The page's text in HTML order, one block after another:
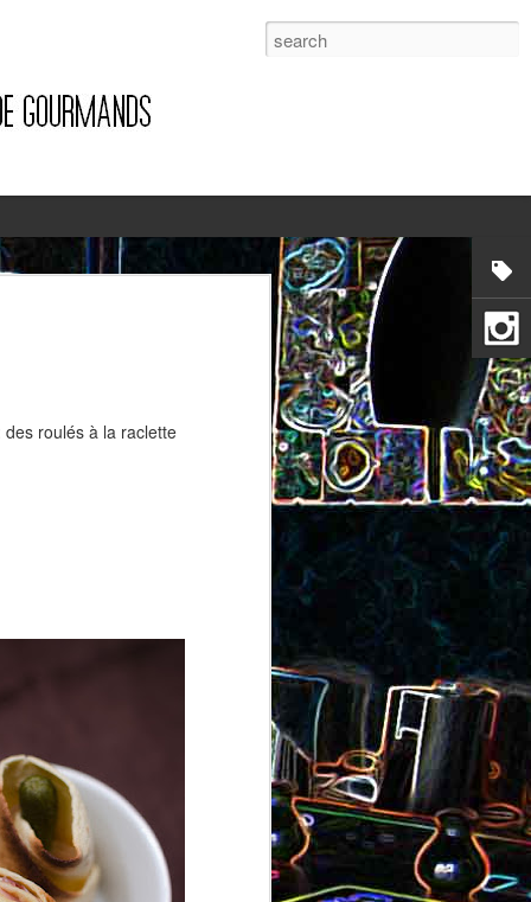
roulés à la raclette
Pizza à la pancetta et à la
Canistrelli aux amandes et
aux noisettes